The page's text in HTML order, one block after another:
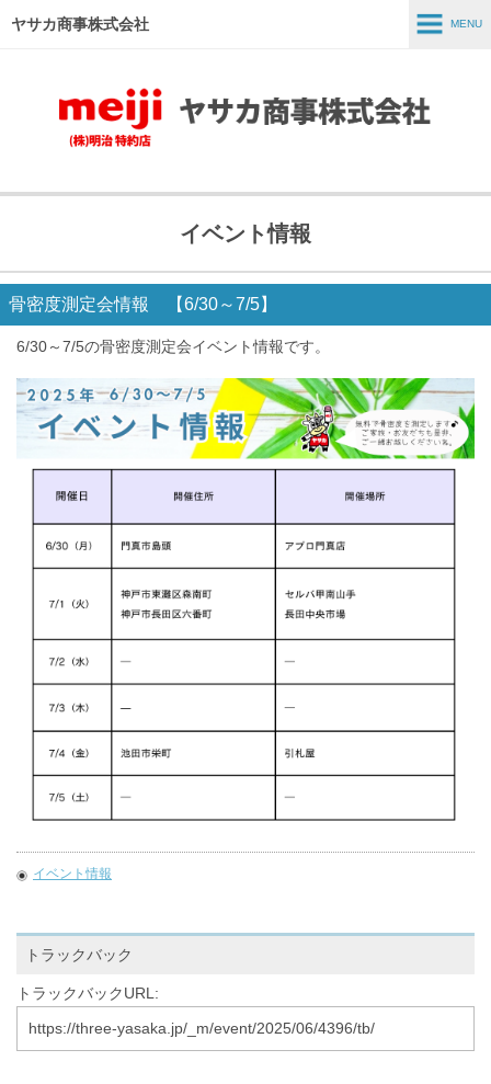
ヤサカ商事株式会社 MENU
商品紹介
採用情報
会社情報
イベント情報
骨密度測定会情報 【6/30～7/5】
6/30～7/5の骨密度測定会イベント情報です。
イベント情報
トラックバック
トラックバックURL:
https://three-yasaka.jp/_m/event/2025/06/4396/tb/